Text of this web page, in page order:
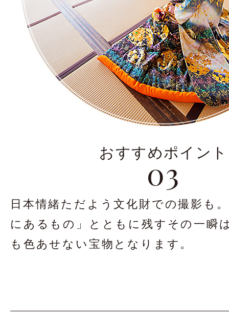
おすすめポイント
03
日本情緒ただよう文化財での撮影も。
にあるもの」
とともに残すその一瞬
も 色あせない宝物となります。